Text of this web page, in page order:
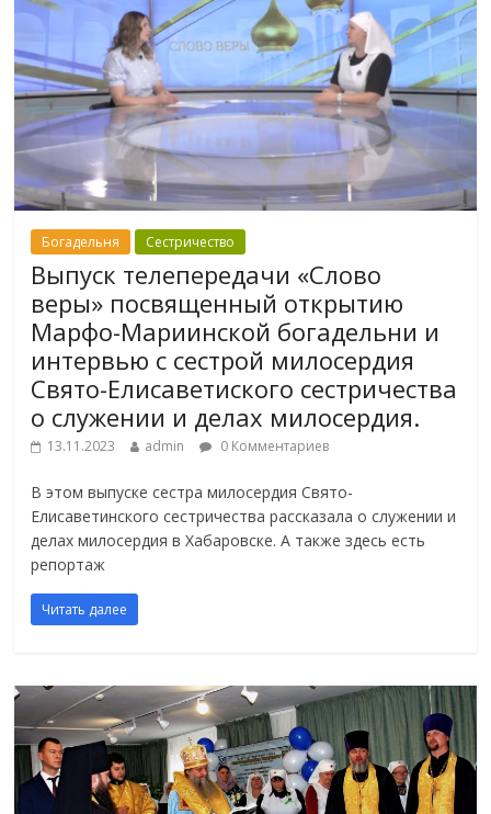
Богадельня Сестричество
Выпуск телепередачи «Слово
веры» посвященный открытию
Марфо-Мариинской богадельни и
интервью с сестрой милосердия
Свято-Елисаветиского сестричества
о служении и делах милосердия.
13.11.2023 admin 0 Комментариев
В этом выпуске сестра милосердия Свято-
Елисаветинского сестричества рассказала о служении и
делах милосердия в Хабаровске. А также здесь есть
репортаж
Читать далее